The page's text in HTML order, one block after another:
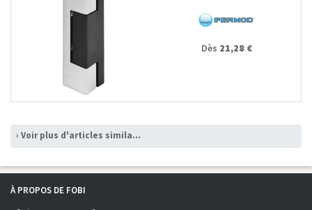
Dès 21,28 €
› Voir plus d'articles similaires
À PROPOS DE FOBI